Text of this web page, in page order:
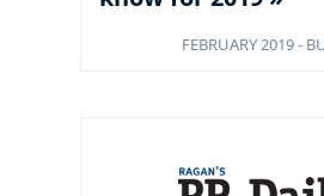
FEBRUARY 2019 -